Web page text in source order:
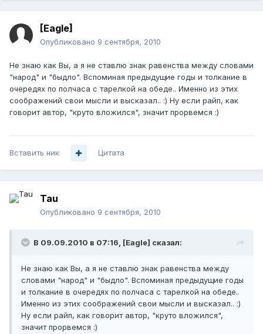
[Eagle]
Опубликовано 9 сентября, 2010
Не знаю как Вы, а я не ставлю знак равенства между словами
"народ" и "быдло". Вспоминая предыдущие годы и толкание в
очередях по полчаса с тарелкой на обеде.. Именно из этих
соображений свои мысли и высказал.. :) Ну если райп, как
говорит автор, "круто вложился", значит прорвемся :)
Вставить ник Цитата
Tau
Опубликовано 9 сентября, 2010
В 09.09.2010 в 07:16, [Eagle] сказал:
Не знаю как Вы, а я не ставлю знак равенства между
словами "народ" и "быдло". Вспоминая предыдущие годы
и толкание в очередях по полчаса с тарелкой на обеде..
Именно из этих соображений свои мысли и высказал.. :)
Ну если райп, как говорит автор, "круто вложился",
значит прорвемся :)